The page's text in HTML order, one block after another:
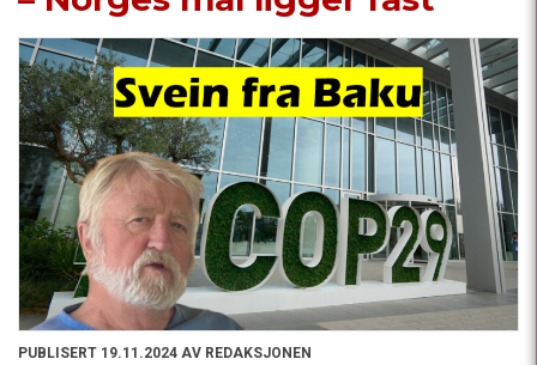
PUBLISERT 19.11.2024 AV REDAKSJONEN